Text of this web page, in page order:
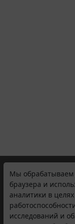
Мы обрабатываем
браузера и
аналитики в
исследований и
© ООО "НПП
участниками
Все права на
Полное или
Правила